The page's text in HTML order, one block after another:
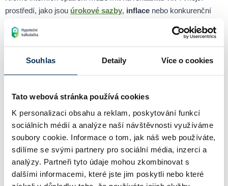
Souhlas Detaily Více o cookies
Tato webová stránka používá cookies
K personalizaci obsahu a reklam, poskytování funkcí
sociálních médií a analýze naší návštěvnosti využíváme
soubory cookie. Informace o tom, jak náš web používáte,
sdílíme se svými partnery pro sociální média, inzerci a
analýzy. Partneři tyto údaje mohou zkombinovat s
dalšími informacemi, které jste jim poskytli nebo které
prostředí, jako jsou úrokové sazby, inflace nebo konkurenční
jsou klíčem k udržení konkurenceschopnosti a dosažení stabilní
ziskovosti.
Chci si spočítat hypotéku online
Související pojmy
Pasivní příjem
Pasivní příjem představuje příjmový tok, který nevyžaduje aktivní
účast nebo každodenní pracovní nasazení.